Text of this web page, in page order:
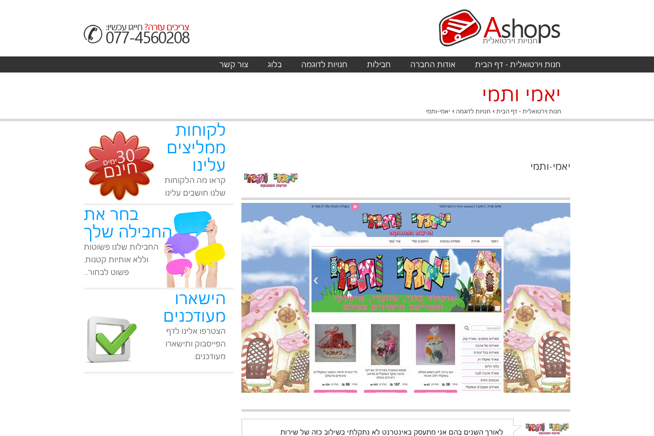
חנות וירטואלית - דף הבית אודות החברה חבילות חנויות לדוגמה בלוג צור קשר
יאמי ותמי
חנות וירטואלית - דף הבית › חנויות לדוגמה › יאמי-ותמי
יאמי-ותמי
לאורך השנים בהם אני מתעסק באינטרנט לא נתקלתי בשילוב כזה של שירות
לקוחות
ממליצים
עלינו
קראו מה הלקוחות
שלנו חושבים עלינו
בחר את
החבילה שלך
החבילות שלנו פשוטות
וללא אותיות קטנות.
פשוט לבחור...
הישארו
מעודכנים
הצטרפו אלינו לדף
הפייסבוק ותישארו
מעודכנים.